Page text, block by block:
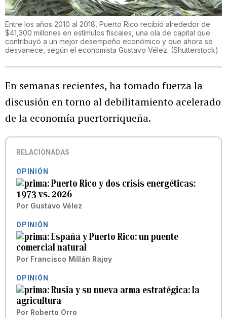
Entre los años 2010 al 2018, Puerto Rico recibió alrededor de
$41,300 millones en estímulos fiscales, una ola de capital que
contribuyó a un mejor desempeño económico y que ahora se
desvanece, según el economista Gustavo Vélez. (Shutterstock)
En semanas recientes, ha tomado fuerza la
discusión en torno al debilitamiento acelerado
de la economía puertorriqueña.
RELACIONADAS
OPINIÓN
Puerto Rico y dos crisis energéticas:
1973 vs. 2026
Por Gustavo Vélez
OPINIÓN
España y Puerto Rico: un puente
comercial natural
Por Francisco Millán Rajoy
OPINIÓN
Rusia y su nueva arma estratégica: la
agricultura
Por Roberto Orro